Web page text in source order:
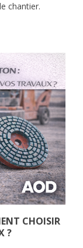
chantier.
CHOISIR
?